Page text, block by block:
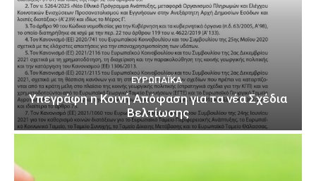
ΕΥΡΩΠΑΪΚΆ
Υπεγράφη η Κοινή Απόφαση για τα νέα Σχέδια
Βελτίωσης